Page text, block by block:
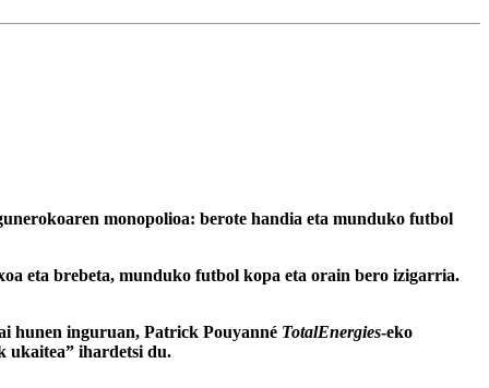
monopolioa: berote handia eta munduko futbol
eta brebeta, munduko futbol kopa eta orain bero izigarria.
hunen inguruan, Patrick Pouyanné TotalEnergies-eko
ukaitea” ihardetsi du.